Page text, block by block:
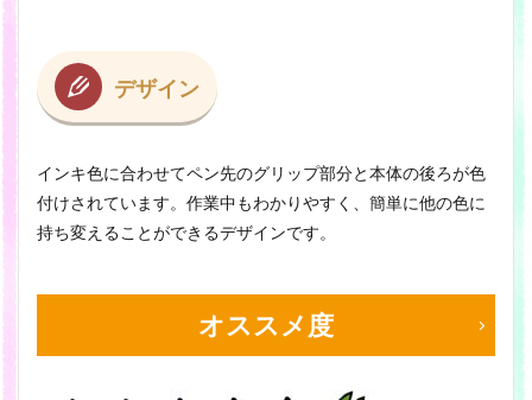
デザイン
インキ色に合わせてペン先のグリップ部分と本体の後ろが色
付けされています。作業中もわかりやすく、簡単に他の色に
持ち変えることができるデザインです。
オススメ度